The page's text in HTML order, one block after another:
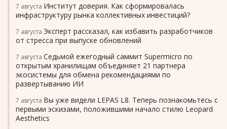
7 августа Институт доверия. Как сформировалась
инфраструктуру рынка коллективных инвестиций?
7 августа Эксперт рассказал, как избавить разработчиков
от стресса при выпуске обновлений
7 августа Седьмой ежегодный саммит Supermicro по
открытым хранилищам объединяет 21 партнера
экосистемы для обмена рекомендациями по
развертыванию ИИ
7 августа Вы уже видели LEPAS L8. Теперь познакомьтесь с
первыми эскизами, положившими начало стилю Leopard
Aesthetics